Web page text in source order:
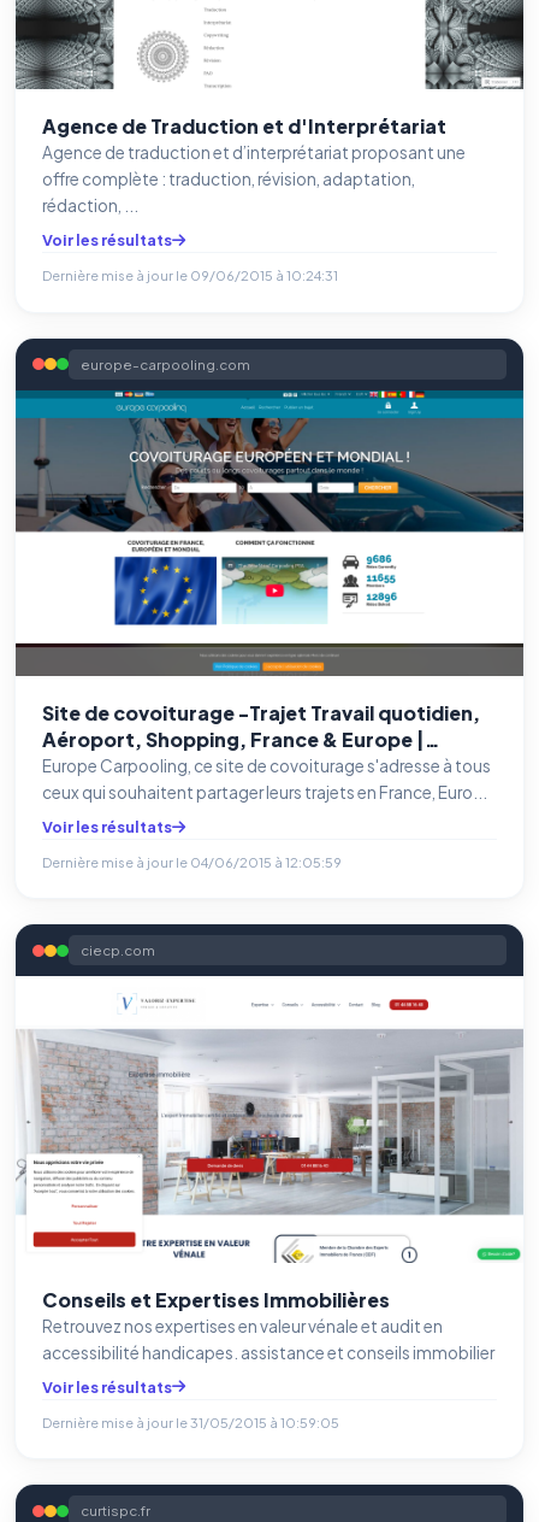
Agence de Traduction et d'Interprétariat
Agence de traduction et d’interprétariat proposant une
offre complète : traduction, révision, adaptation,
rédaction, ...
Voir les résultats
Dernière mise à jour le 09/06/2015 à 10:24:31
europe-carpooling.com
Site de covoiturage -Trajet Travail quotidien,
Aéroport, Shopping, France & Europe |
Europe Carpooling
Europe Carpooling, ce site de covoiturage s'adresse à tous
ceux qui souhaitent partager leurs trajets en France, Euro...
Voir les résultats
Dernière mise à jour le 04/06/2015 à 12:05:59
ciecp.com
Conseils et Expertises Immobilières
Retrouvez nos expertises en valeur vénale et audit en
accessibilité handicapes. assistance et conseils immobilier
Voir les résultats
Dernière mise à jour le31/05/2015 à 10:59:05
curtispc.fr